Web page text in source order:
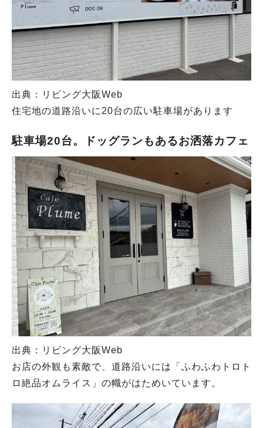
出典：リビング大阪Web
住宅地の道路沿いに20台の広い駐車場があります
駐車場20台。ドッグランもあるお洒落カフェ
出典：リビング大阪Web
お店の外観も素敵で、道路沿いには「ふわふわトロト
ロ絶品オムライス」の幟がはためいています。